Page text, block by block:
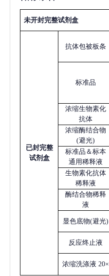
未开封完整试剂盒
已封完整
试剂盒
抗体包被板条
标准品
浓缩生物素化
抗体
浓缩酶结合物
(避光)
标准品＆标本
通用稀释液
生物素化抗体
稀释液
酶结合物稀释
液
显色底物(避光)
反应终止液
浓缩洗涤液 20×